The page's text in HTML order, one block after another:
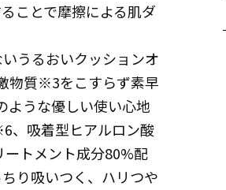
ことで摩擦による肌ダ
うるおいクッションオ
物質※3をこすらず素早
ような優しい使い心地
、吸着型ヒアルロン酸
トメント成分80%配
り吸いつく、ハリつや